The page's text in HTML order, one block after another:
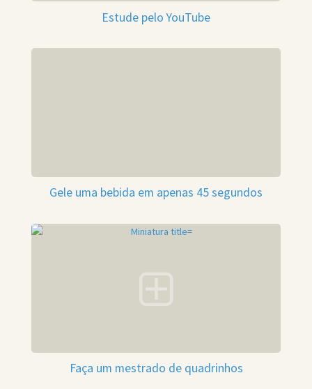
Estude pelo YouTube
Gele uma bebida em apenas 45 segundos
Faça um mestrado de quadrinhos